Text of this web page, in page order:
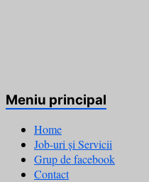
Meniu principal
Home
Job-uri și Servicii
Grup de facebook
Contact